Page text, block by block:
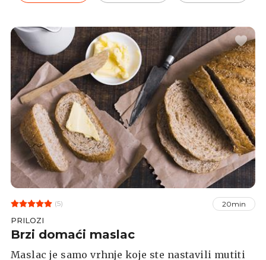
(5) 20min
PRILOZI
Brzi domaći maslac
Maslac je samo vrhnje koje ste nastavili mutiti